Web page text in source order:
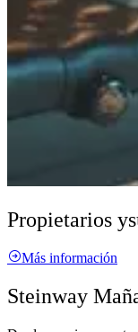
Propietarios y
Más información
Steinway